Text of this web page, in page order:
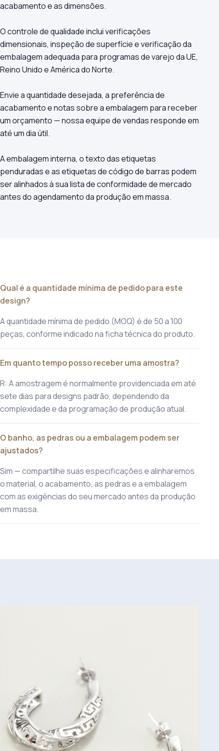
acabamento e as dimensões.
O controle de qualidade inclui verificações
dimensionais, inspeção de superfície e verificação da
embalagem adequada para programas de varejo da UE,
Reino Unido e América do Norte.
Envie a quantidade desejada, a preferência de
acabamento e notas sobre a embalagem para receber
um orçamento — nossa equipe de vendas responde em
até um dia útil.
A embalagem interna, o texto das etiquetas
penduradas e as etiquetas de código de barras podem
ser alinhados à sua lista de conformidade de mercado
antes do agendamento da produção em massa.
Qual é a quantidade mínima de pedido para este
design?
A quantidade mínima de pedido (MOQ) é de 50 a 100
peças, conforme indicado na ficha técnica do produto.
Em quanto tempo posso receber uma amostra?
R: A amostragem é normalmente providenciada em até
sete dias para designs padrão, dependendo da
complexidade e da programação de produção atual.
O banho, as pedras ou a embalagem podem ser
ajustados?
Sim — compartilhe suas especificações e alinharemos
o material, o acabamento, as pedras e a embalagem
com as exigências do seu mercado antes da produção
em massa.